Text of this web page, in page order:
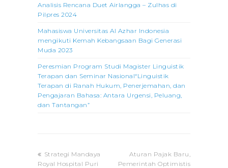
Analisis Rencana Duet Airlangga – Zulhas di
Pilpres 2024
Mahasiswa Universitas Al Azhar Indonesia
mengikuti Kemah Kebangsaan Bagi Generasi
Muda 2023
Peresmian Program Studi Magister Linguistik
Terapan dan Seminar Nasional“Linguistik
Terapan di Ranah Hukum, Penerjemahan, dan
Pengajaran Bahasa: Antara Urgensi, Peluang,
dan Tantangan”
previous
post:
Strategi Mandaya
Royal Hospital Puri
next
post:
Aturan Pajak Baru,
Pemerintah Optimistis